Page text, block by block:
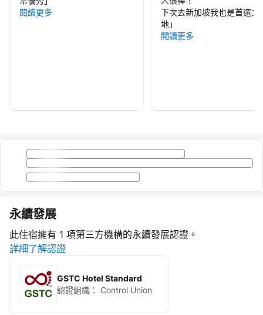
閱讀更多
下次去新加坡我也是首選之
地 」
閱讀更多
永續發展
此住宿擁有 1 項第三方機構的永續發展認證。
詳細了解認證
GSTC Hotel Standard
認證組織：
Control Union